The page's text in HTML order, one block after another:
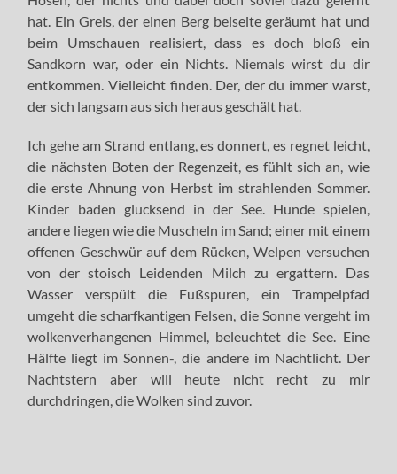
hat. Ein Greis, der einen Berg beiseite geräumt hat und
beim Umschauen realisiert, dass es doch bloß ein
Sandkorn war, oder ein Nichts. Niemals wirst du dir
entkommen. Vielleicht finden. Der, der du immer warst,
der sich langsam aus sich heraus geschält hat.
Ich gehe am Strand entlang, es donnert, es regnet leicht,
die nächsten Boten der Regenzeit, es fühlt sich an, wie
die erste Ahnung von Herbst im strahlenden Sommer.
Kinder baden glucksend in der See. Hunde spielen,
andere liegen wie die Muscheln im Sand; einer mit einem
offenen Geschwür auf dem Rücken, Welpen versuchen
von der stoisch Leidenden Milch zu ergattern. Das
Wasser verspült die Fußspuren, ein Trampelpfad
umgeht die scharfkantigen Felsen, die Sonne vergeht im
wolkenverhangenen Himmel, beleuchtet die See. Eine
Hälfte liegt im Sonnen-, die andere im Nachtlicht. Der
Nachtstern aber will heute nicht recht zu mir
durchdringen, die Wolken sind zuvor.